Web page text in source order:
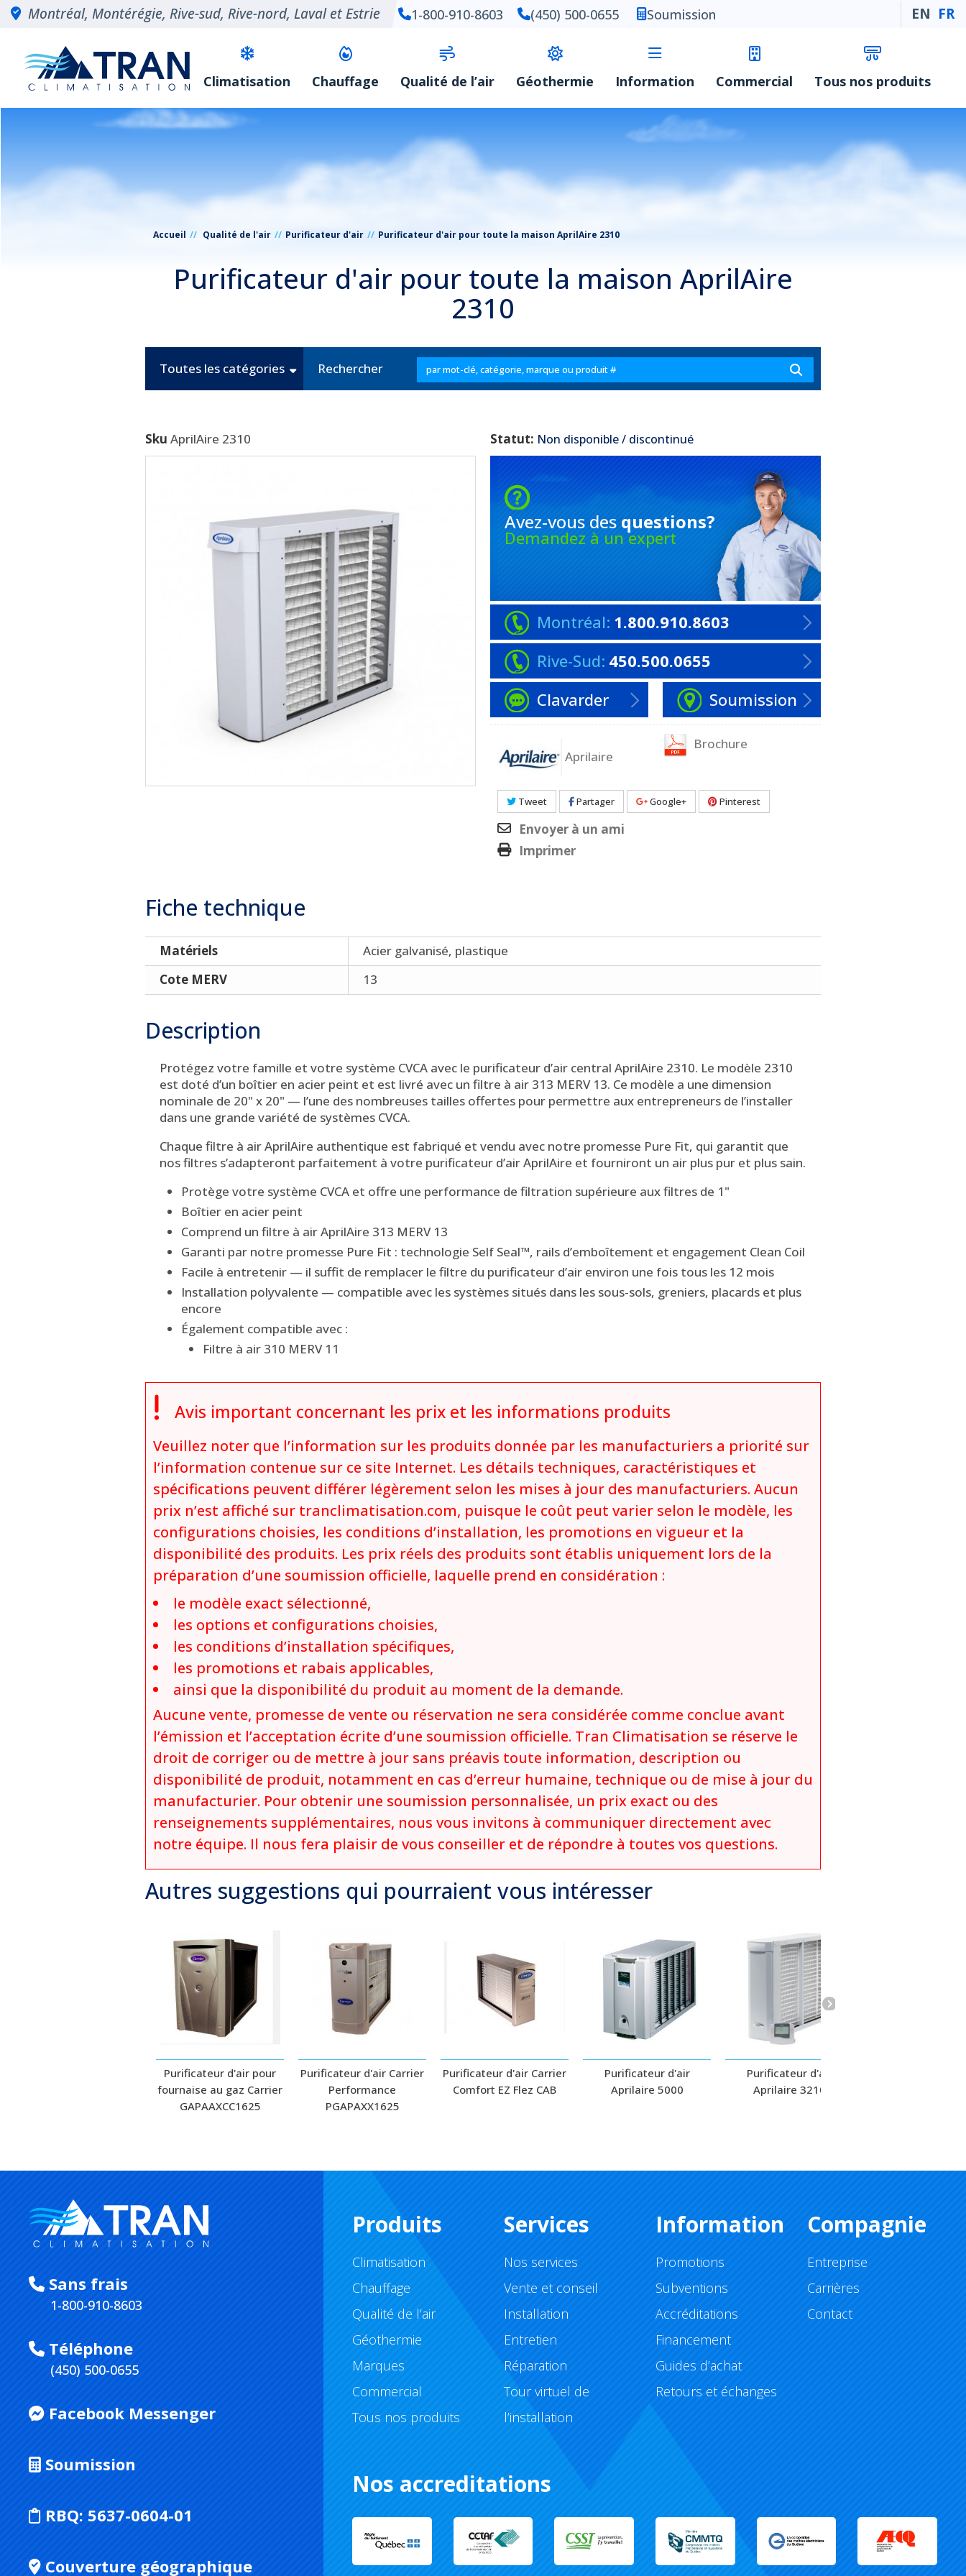
Montréal, Montérégie, Rive-sud, Rive-nord, Laval et Estrie 1-800-910-8603 (450) 500-0655 Soumission EN FR
Climatisation Chauffage Qualité de l’air Géothermie Information Commercial Tous nos produits
Accueil Qualité de l'air Purificateur d'air Purificateur d'air pour toute la maison AprilAire 2310
Purificateur d'air pour toute la maison AprilAire
2310
Toutes les catégories Rechercher
Sku AprilAire 2310 Statut: Non disponible / discontinué
Avez-vous des questions?
Demandez à un expert
Montréal: 1.800.910.8603
Rive-Sud: 450.500.0655
Clavarder
Soumission
Aprilaire
Brochure
Tweet Partager Google+ Pinterest
Envoyer à un ami
Imprimer
Fiche technique
Matériels
Acier galvanisé, plastique
Cote MERV
13
Description
Protégez votre famille et votre système CVCA avec le purificateur d’air central AprilAire 2310. Le modèle 2310
est doté d’un boîtier en acier peint et est livré avec un filtre à air 313 MERV 13. Ce modèle a une dimension
nominale de 20" x 20" — l’une des nombreuses tailles offertes pour permettre aux entrepreneurs de l’installer
dans une grande variété de systèmes CVCA.
Chaque filtre à air AprilAire authentique est fabriqué et vendu avec notre promesse Pure Fit, qui garantit que
nos filtres s’adapteront parfaitement à votre purificateur d’air AprilAire et fourniront un air plus pur et plus sain.
Protège votre système CVCA et offre une performance de filtration supérieure aux filtres de 1"
Boîtier en acier peint
Comprend un filtre à air AprilAire 313 MERV 13
Garanti par notre promesse Pure Fit : technologie Self Seal™, rails d’emboîtement et engagement Clean Coil
Facile à entretenir — il suffit de remplacer le filtre du purificateur d’air environ une fois tous les 12 mois
Installation polyvalente — compatible avec les systèmes situés dans les sous-sols, greniers, placards et plus
encore
Également compatible avec :
Filtre à air 310 MERV 11
 Avis important concernant les prix et les informations produits
Veuillez noter que l’information sur les produits donnée par les manufacturiers a priorité sur
l’information contenue sur ce site Internet. Les détails techniques, caractéristiques et
spécifications peuvent différer légèrement selon les mises à jour des manufacturiers. Aucun
prix n’est affiché sur tranclimatisation.com, puisque le coût peut varier selon le modèle, les
configurations choisies, les conditions d’installation, les promotions en vigueur et la
disponibilité des produits. Les prix réels des produits sont établis uniquement lors de la
préparation d’une soumission officielle, laquelle prend en considération :
le modèle exact sélectionné,
les options et configurations choisies,
les conditions d’installation spécifiques,
les promotions et rabais applicables,
ainsi que la disponibilité du produit au moment de la demande.
Aucune vente, promesse de vente ou réservation ne sera considérée comme conclue avant
l’émission et l’acceptation écrite d’une soumission officielle. Tran Climatisation se réserve le
droit de corriger ou de mettre à jour sans préavis toute information, description ou
disponibilité de produit, notamment en cas d’erreur humaine, technique ou de mise à jour du
manufacturier. Pour obtenir une soumission personnalisée, un prix exact ou des
renseignements supplémentaires, nous vous invitons à communiquer directement avec
notre équipe. Il nous fera plaisir de vous conseiller et de répondre à toutes vos questions.
Autres suggestions qui pourraient vous intéresser
Purificateur d'air pour
fournaise au gaz Carrier
GAPAAXCC1625
Purificateur d'air Carrier
Performance
PGAPAXX1625
Purificateur d'air Carrier
Comfort EZ Flez CAB
Purificateur d'air
Aprilaire 5000
Purificateur d'air
Aprilaire 3210
Sans frais
1-800-910-8603
Téléphone
(450) 500-0655
Facebook Messenger
Soumission
RBQ: 5637-0604-01
Couverture géographique
Produits
Climatisation
Chauffage
Qualité de l’air
Géothermie
Marques
Commercial
Tous nos produits
Services
Nos services
Vente et conseil
Installation
Entretien
Réparation
Tour virtuel de
l’installation
Information
Promotions
Subventions
Accréditations
Financement
Guides d’achat
Retours et échanges
Compagnie
Entreprise
Carrières
Contact
Nos accreditations